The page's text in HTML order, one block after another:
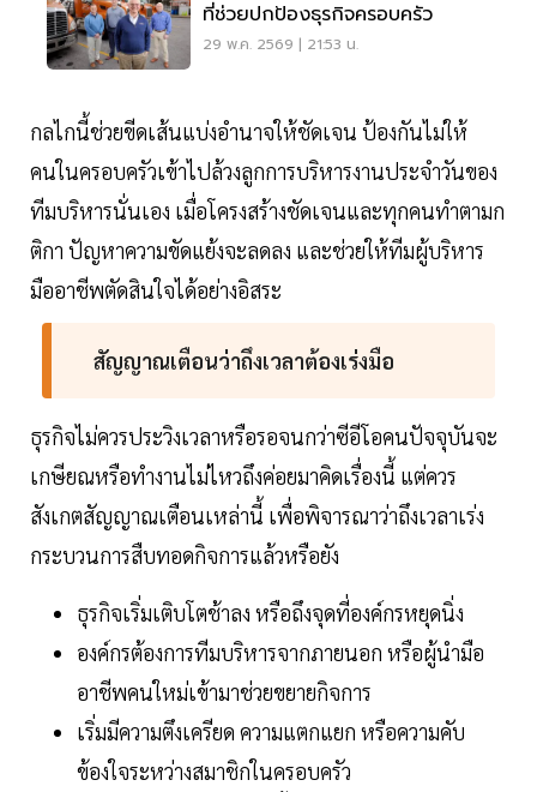
ที่ช่วยปกป้องธุรกิจครอบครัว
29 พ.ค. 2569 | 21:53 น.
กลไกนี้ช่วยขีดเส้นแบ่งอำนาจให้ชัดเจน ป้องกันไม่ให้
คนในครอบครัวเข้าไปล้วงลูกการบริหารงานประจำวันของ
ทีมบริหารนั่นเอง เมื่อโครงสร้างชัดเจนและทุกคนทำตามก
ติกา ปัญหาความขัดแย้งจะลดลง และช่วยให้ทีมผู้บริหาร
มืออาชีพตัดสินใจได้อย่างอิสระ
สัญญาณเตือนว่าถึงเวลาต้องเร่งมือ
ธุรกิจไม่ควรประวิงเวลาหรือรอจนกว่าซีอีโอคนปัจจุบันจะ
เกษียณหรือทำงานไม่ไหวถึงค่อยมาคิดเรื่องนี้ แต่ควร
สังเกตสัญญาณเตือนเหล่านี้ เพื่อพิจารณาว่าถึงเวลาเร่ง
กระบวนการสืบทอดกิจการแล้วหรือยัง
ธุรกิจเริ่มเติบโตช้าลง หรือถึงจุดที่องค์กรหยุดนิ่ง
องค์กรต้องการทีมบริหารจากภายนอก หรือผู้นำมือ
อาชีพคนใหม่เข้ามาช่วยขยายกิจการ
เริ่มมีความตึงเครียด ความแตกแยก หรือความคับ
ข้องใจระหว่างสมาชิกในครอบครัว